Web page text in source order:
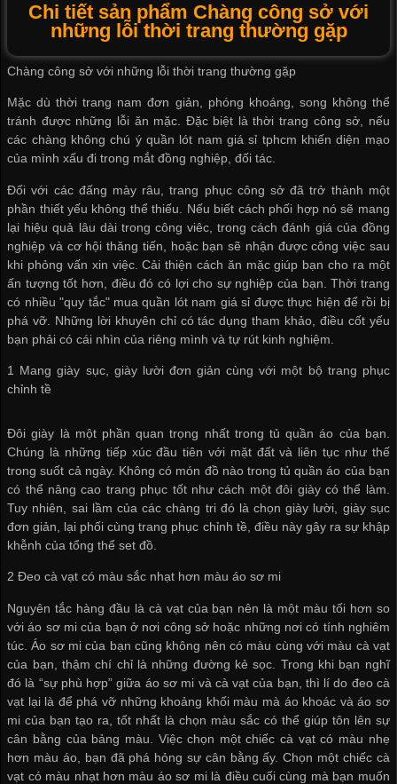
Chi tiết sản phẩm Chàng công sở với
những lỗi thời trang thường gặp
Chàng công sở với những lỗi thời trang thường gặp
Mặc dù thời trang nam đơn giản, phóng khoáng, song không thể
tránh được những lỗi ăn mặc. Đặc biệt là thời trang công sở, nếu
các chàng không chú ý quần lót nam giá sỉ tphcm khiến diện mạo
của mình xấu đi trong mắt đồng nghiệp, đối tác.
Đối với các đấng mày râu, trang phục công sở đã trở thành một
phần thiết yếu không thể thiếu. Nếu biết cách phối hợp nó sẽ mang
lại hiệu quả lâu dài trong công viêc, trong cách đánh giá của đồng
nghiệp và cơ hội thăng tiến, hoặc bạn sẽ nhận được công việc sau
khi phỏng vấn xin việc. Cải thiện cách ăn mặc giúp bạn cho ra một
ấn tượng tốt hơn, điều đó có lợi cho sự nghiệp của bạn. Thời trang
có nhiều "quy tắc" mua quần lót nam giá sỉ được thực hiện để rồi bị
phá vỡ. Những lời khuyên chỉ có tác dụng tham khảo, điều cốt yếu
bạn phải có cái nhìn của riêng mình và tự rút kinh nghiệm.
1 Mang giày sục, giày lười đơn giản cùng với một bộ trang phục
chỉnh tề
Đôi giày là một phần quan trọng nhất trong tủ quần áo của bạn.
Chúng là những tiếp xúc đầu tiên với mặt đất và liên tục như thế
trong suốt cả ngày. Không có món đồ nào trong tủ quần áo của bạn
có thể nâng cao trang phục tốt như cách một đôi giày có thể làm.
Tuy nhiên, sai lầm của các chàng tri đó là chọn giày lười, giày sục
đơn giản, lại phối cùng trang phục chỉnh tề, điều này gây ra sự khập
khễnh của tổng thể set đồ.
2 Đeo cà vạt có màu sắc nhạt hơn màu áo sơ mi
Nguyên tắc hàng đầu là cà vạt của bạn nên là một màu tối hơn so
với áo sơ mi của bạn ở nơi công sở hoặc những nơi có tính nghiêm
túc. Áo sơ mi của bạn cũng không nên có màu cùng với màu cà vạt
của bạn, thậm chí chỉ là những đường kẻ sọc. Trong khi bạn nghĩ
đó là “sự phù hợp” giữa áo sơ mi và cà vạt của bạn, thì lí do đeo cà
vạt lại là để phá vỡ những khoảng khối màu mà áo khoác và áo sơ
mi của bạn tạo ra, tốt nhất là chọn màu sắc có thể giúp tôn lên sự
cân bằng của bảng màu. Việc chọn một chiếc cà vạt có màu nhẹ
hơn màu áo, bạn đã phá hỏng sự cân bằng ấy. Chọn một chiếc cà
vạt có màu nhạt hơn màu áo sơ mi là điều cuối cùng mà bạn muốn